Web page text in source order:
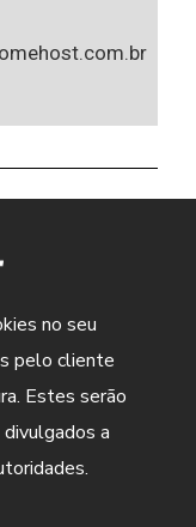
no seu
pelo cliente
Estes serão
a